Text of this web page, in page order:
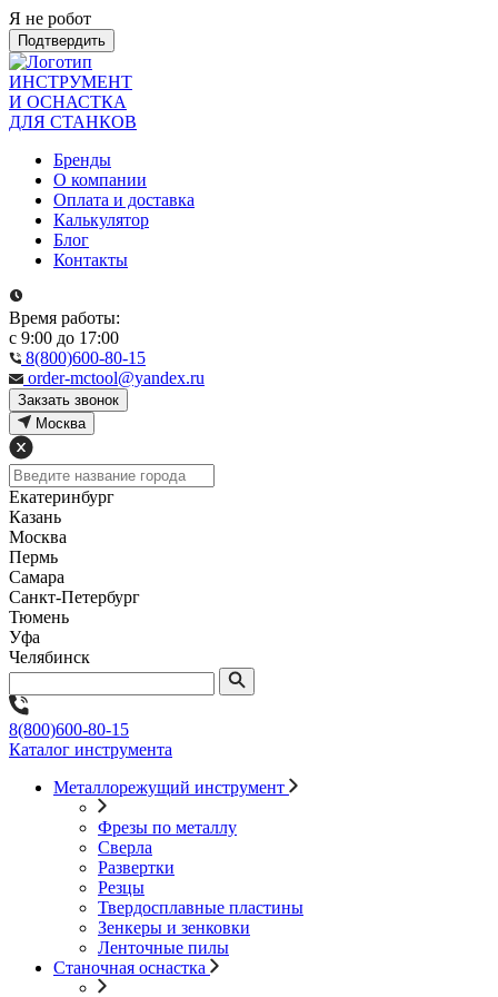
Я не робот
Подтвердить
ИНСТРУМЕНТ
И ОСНАСТКА
ДЛЯ СТАНКОВ
Бренды
О компании
Оплата и доставка
Калькулятор
Блог
Контакты
Время работы:
с 9:00 до 17:00
8(800)600-80-15
order-mctool@yandex.ru
Закзать звонок
Москва
Екатеринбург
Казань
Москва
Пермь
Самара
Санкт-Петербург
Тюмень
Уфа
Челябинск
8(800)600-80-15
Каталог инструмента
Металлорежущий инструмент
Фрезы по металлу
Сверла
Развертки
Резцы
Твердосплавные пластины
Зенкеры и зенковки
Ленточные пилы
Станочная оснастка